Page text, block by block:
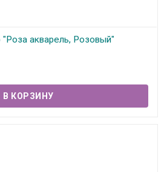
акварель, Розовый"